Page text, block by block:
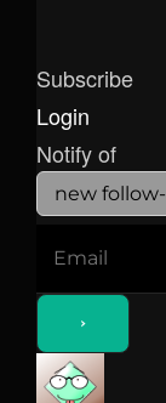
Subscribe
Login
Notify of